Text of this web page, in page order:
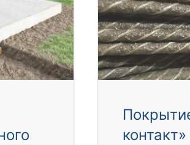
контакт»